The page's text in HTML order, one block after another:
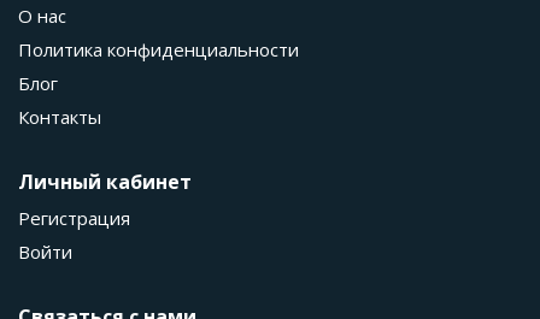
О нас
Политика конфиденциальности
Блог
Контакты
Личный кабинет
Регистрация
Войти